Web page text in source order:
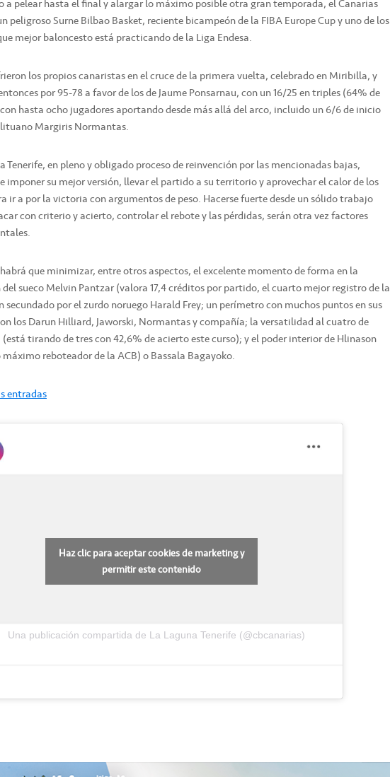
a pelear hasta el final y alargar lo máximo posible otra gran temporada, el Canarias
peligroso Surne Bilbao Basket, reciente bicampeón de la FIBA Europe Cup y uno de los
mejor baloncesto está practicando de la Liga Endesa.
los propios canaristas en el cruce de la primera vuelta, celebrado en Miribilla, y
por 95-78 a favor de los de Jaume Ponsarnau, con un 16/25 en triples (64% de
hasta ocho jugadores aportando desde más allá del arco, incluido un 6/6 de inicio
Margiris Normantas.
Tenerife, en pleno y obligado proceso de reinvención por las mencionadas bajas,
imponer su mejor versión, llevar el partido a su territorio y aprovechar el calor de los
ir a por la victoria con argumentos de peso. Hacerse fuerte desde un sólido trabajo
con criterio y acierto, controlar el rebote y las pérdidas, serán otra vez factores
que minimizar, entre otros aspectos, el excelente momento de forma en la
sueco Melvin Pantzar (valora 17,4 créditos por partido, el cuarto mejor registro de la
secundado por el zurdo noruego Harald Frey; un perímetro con muchos puntos en sus
los Darun Hilliard, Jaworski, Normantas y compañía; la versatilidad al cuatro de
tirando de tres con 42,6% de acierto este curso); y el poder interior de Hlinason
máximo reboteador de la ACB) o Bassala Bagayoko.
entradas
Una publicación compartida de La Laguna Tenerife (@cbcanarias)
Haz clic para aceptar cookies de marketing y
permitir este contenido